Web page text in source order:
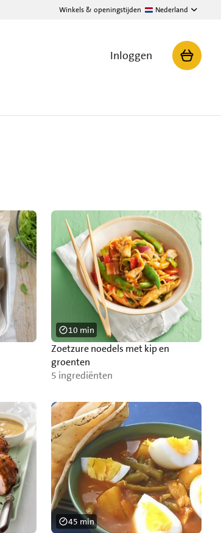
Winkels & openingstijden Nederland
Inloggen
Zoetzure noedels met kip en
groenten
5 ingrediënten
10 min
45 min